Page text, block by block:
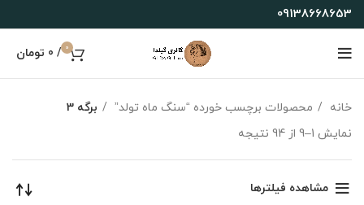
09138668653
0
/
0 تومان
خانه محصولات برچسب خورده “سنگ ماه تولد”
برگه 3
نمایش 1–9 از 94 نتیجه
مشاهده فیلترها